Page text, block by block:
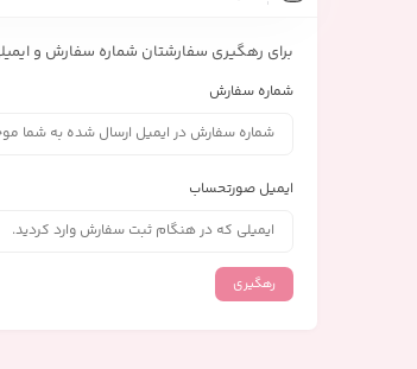
برای رهگیری سفارشتان شماره سفارش و
شماره سفارش
ایمیل صورتحساب
رهگیری